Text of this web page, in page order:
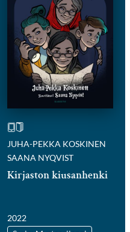
JUHA-PEKKA KOSKINEN
SAANA NYQVIST
Kirjaston kiusanhenki
2022